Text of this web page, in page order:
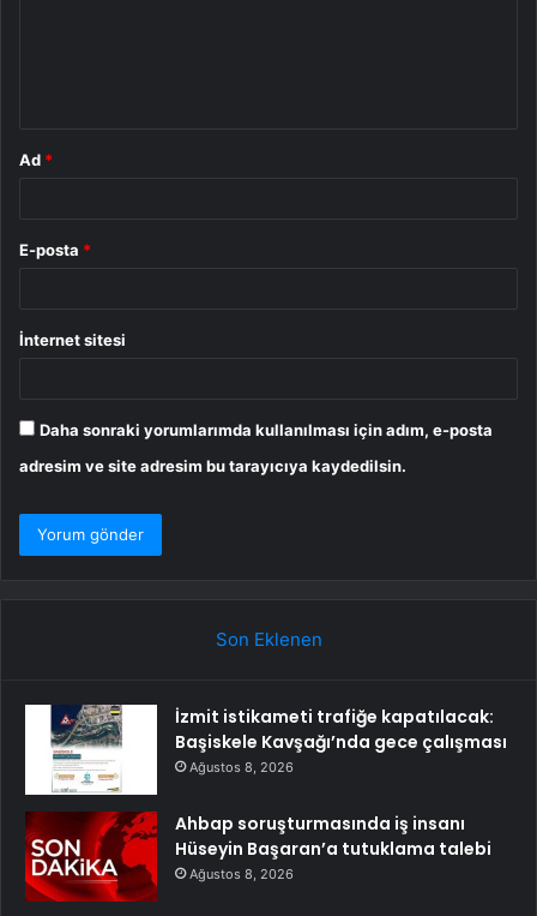
Ad *
E-posta *
İnternet sitesi
Daha sonraki yorumlarımda kullanılması için adım, e-posta
adresim ve site adresim bu tarayıcıya kaydedilsin.
Son Eklenen
İzmit istikameti trafiğe kapatılacak:
Başiskele Kavşağı’nda gece çalışması
Ağustos 8, 2026
Ahbap soruşturmasında iş insanı
Hüseyin Başaran’a tutuklama talebi
Ağustos 8, 2026